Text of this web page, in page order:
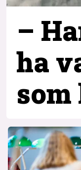
–
ha